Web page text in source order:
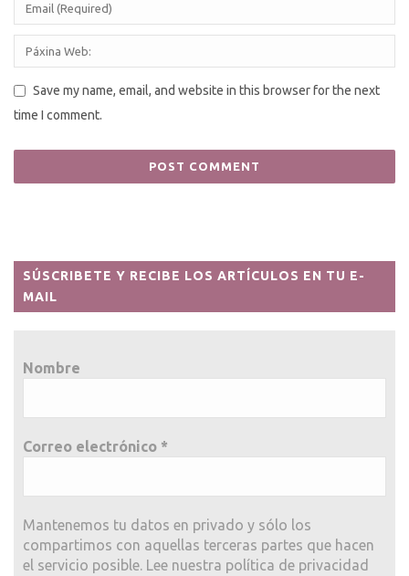
Save my name, email, and website in this browser for the next
time I comment.
SÚSCRIBETE Y RECIBE LOS ARTÍCULOS EN TU E-
MAIL
Nombre
Correo electrónico *
Mantenemos tu datos en privado y sólo los
compartimos con aquellas terceras partes que hacen
el servicio posible. Lee nuestra política de privacidad